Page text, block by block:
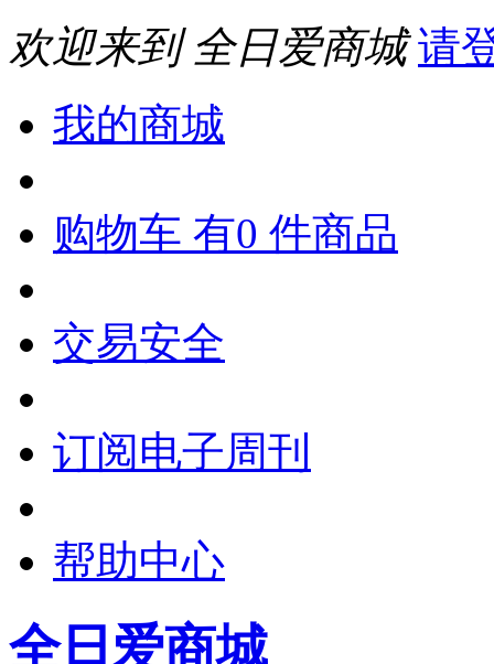
欢迎来到 全日爱商城 请
我的商城
购物车 有0 件商品
交易安全
订阅电子周刊
帮助中心
全日爱商城